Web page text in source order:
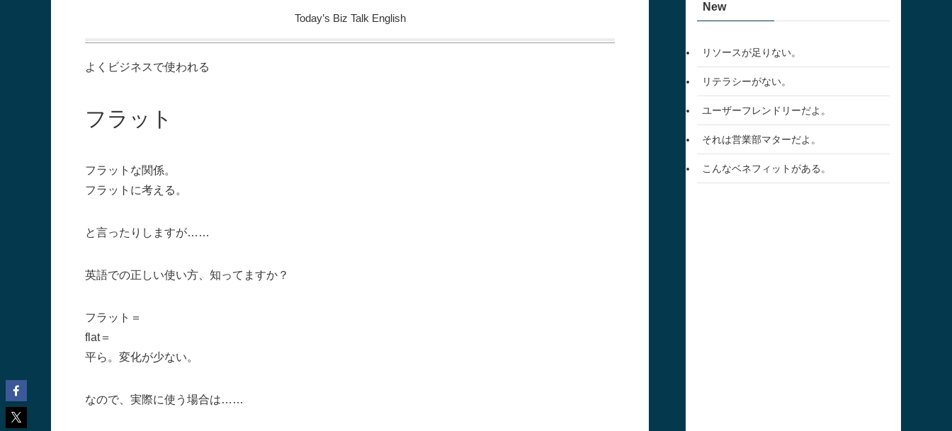
Today’s Biz Talk English
よくビジネスで使われる
フラット
フラット な関係。
フラット に考える。
と言ったりしますが……
英語での正しい使い方、知ってますか？
フラット＝
flat＝
平ら。変化が少ない。
なので、実際に使う場合は……
New
リソースが足りない。
リテラシーがない。
ユーザーフレンドリーだよ。
それは営業部マターだよ。
こんなベネフィットがある。